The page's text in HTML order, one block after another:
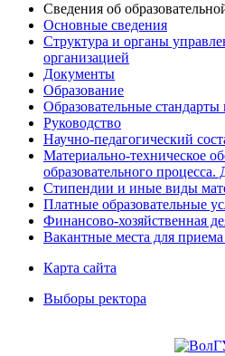
Сведения об
Основные сведения
Структура и органы
организацией
Документы
Образование
Образовательные стандарты
Руководство
Научно-педагогический
Материально-техническое
образовательного процесса.
Стипендии и иные виды
Платные образовательные
Финансово-хозяйственная
Вакантные места для
Карта сайта
Выборы ректора